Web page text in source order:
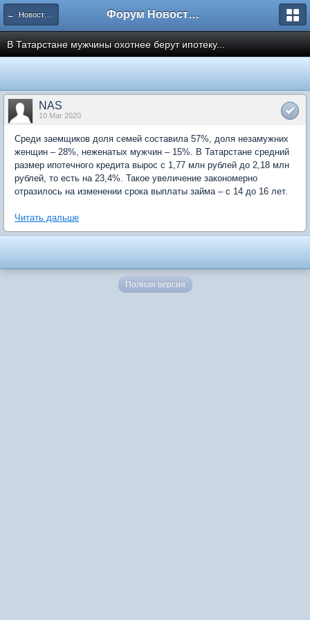
← Новости рынка недвижимости Форум Новостройки
В Татарстане мужчины охотнее берут ипотеку...
NAS
10 Mar 2020
Среди заемщиков доля семей составила 57%, доля незамужних
женщин – 28%, неженатых мужчин – 15%. В Татарстане средний
размер ипотечного кредита вырос с 1,77 млн рублей до 2,18 млн
рублей, то есть на 23,4%. Такое увеличение закономерно
отразилось на изменении срока выплаты займа – с 14 до 16 лет.
Читать дальше
Полная версия